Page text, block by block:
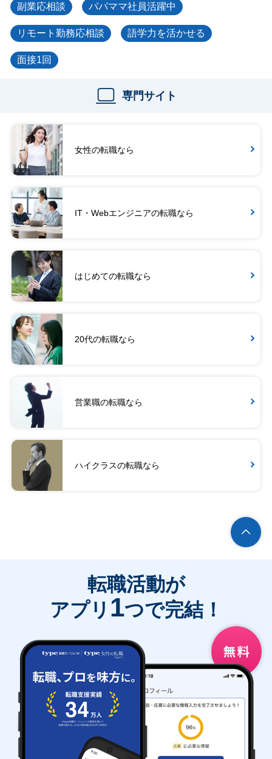
副業応相談 パパママ社員活躍中
リモート勤務応相談 語学力を活かせる
面接1回
専門サイト
女性の転職なら
IT・Webエンジニアの転職なら
はじめての転職なら
20代の転職なら
営業職の転職なら
ハイクラスの転職なら
転職活動が
アプリ 1つで完結！